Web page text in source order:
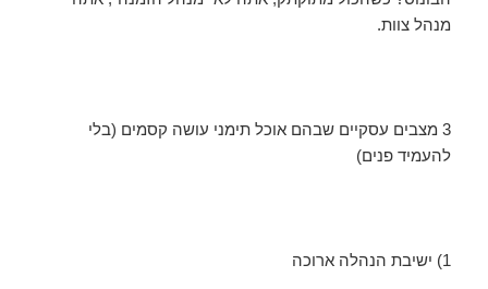
מנהל צוות.
3 מצבים עסקיים שבהם אוכל תימני עושה קסמים (בלי
להעמיד פנים)
1) ישיבת הנהלה ארוכה